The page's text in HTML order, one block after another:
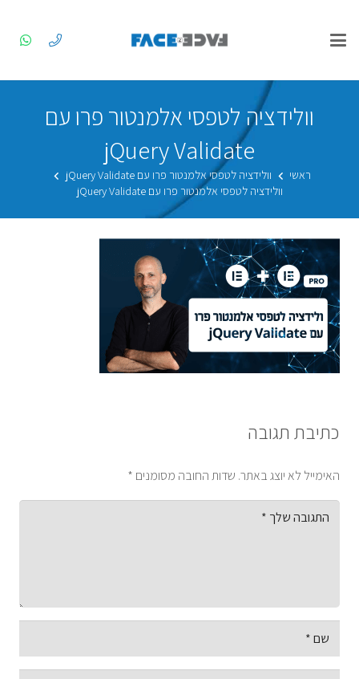
וולידציה לטפסי אלמנטור פרו עם
jQuery Validate
ראשי
וולידציה לטפסי אלמנטור פרו עם jQuery Validate
וולידציה לטפסי אלמנטור פרו עם jQuery Validate
כתיבת תגובה
האימייל לא יוצג באתר. שדות החובה מסומנים *